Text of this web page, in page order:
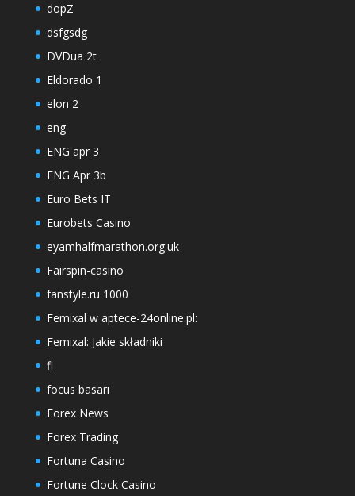
dopZ
dsfgsdg
DVDua 2t
Eldorado 1
elon 2
eng
ENG apr 3
ENG Apr 3b
Euro Bets IT
Eurobets Casino
eyamhalfmarathon.org.uk
Fairspin-casino
fanstyle.ru 1000
Femixal w aptece-24online.pl:
Femixal: Jakie składniki
fi
focus basari
Forex News
Forex Trading
Fortuna Casino
Fortune Clock Casino